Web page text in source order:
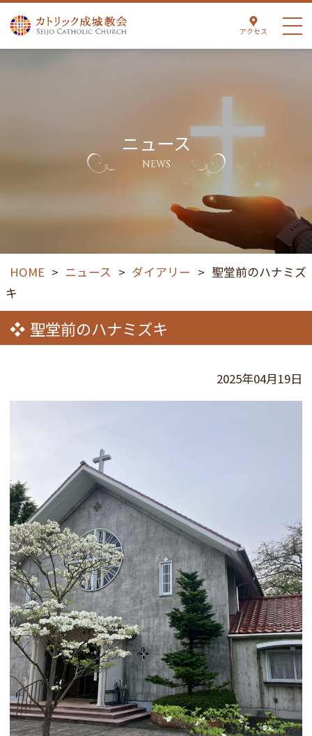
アクセス
ニュース
NEWS
HOME > ニュース > ダイアリー > 聖堂前のハナミズ
キ
聖堂前のハナミズキ
2025年04月19日